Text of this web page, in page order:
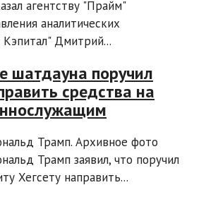
агентству "Прайм"
аналитических
Дмитрий...
шатдауна поручил
средства на
Трамп. Архивное фото
Трамп заявил, что поручил
Хегсету направить...